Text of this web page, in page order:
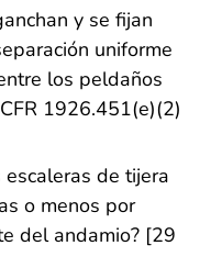
y se fijan
uniforme
los peldaños
1926.451(e)(2)
de tijera
o menos por
del andamio? [29